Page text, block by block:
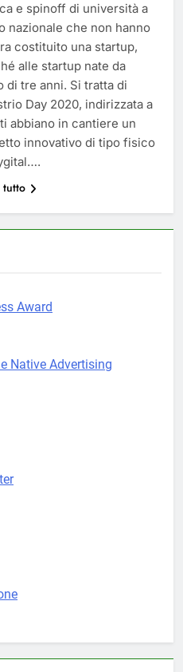
e spinoff di università a
nazionale che non hanno
costituito una startup,
alle startup nate da
di tre anni. Si tratta di
Day 2020, indirizzata a
abbiano in cantiere un
innovativo di tipo fisico
tutto
Award
Native Advertising